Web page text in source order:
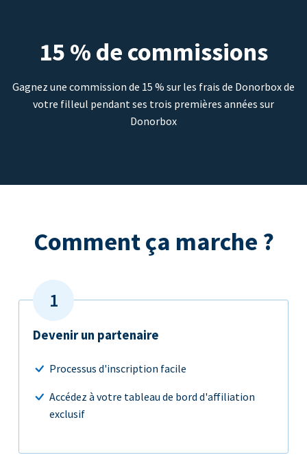
15 % de commissions
Gagnez une commission de 15 % sur les frais de Donorbox de
votre filleul pendant ses trois premières années sur
Donorbox
Comment ça marche ?
Devenir un partenaire
Processus d'inscription facile
Accédez à votre tableau de bord d'affiliation
exclusif